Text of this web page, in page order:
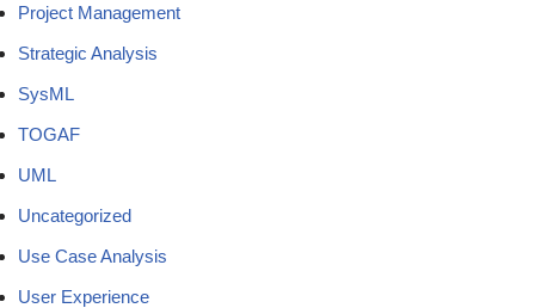
Project Management
Strategic Analysis
SysML
TOGAF
UML
Uncategorized
Use Case Analysis
User Experience